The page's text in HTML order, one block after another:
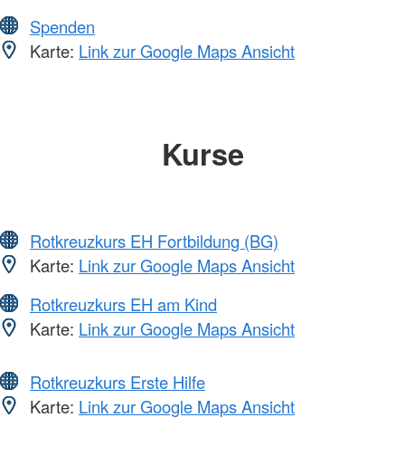
Spenden
Karte: Link zur Google Maps Ansicht
Kurse
Rotkreuzkurs EH Fortbildung (BG)
Karte: Link zur Google Maps Ansicht
Rotkreuzkurs EH am Kind
Karte: Link zur Google Maps Ansicht
Rotkreuzkurs Erste Hilfe
Karte: Link zur Google Maps Ansicht